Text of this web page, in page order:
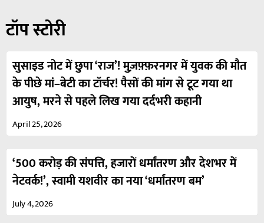
टॉप स्टोरी
सुसाइड नोट में छुपा ‘राज’! मुज़फ़्फ़रनगर में युवक की मौत
के पीछे मां–बेटी का टॉर्चर! पैसों की मांग से टूट गया था
आयुष, मरने से पहले लिख गया दर्दभरी कहानी
April 25, 2026
‘500 करोड़ की संपत्ति, हजारों धर्मांतरण और देशभर में
नेटवर्क!’, स्वामी यशवीर का नया ‘धर्मांतरण बम’
July 4, 2026